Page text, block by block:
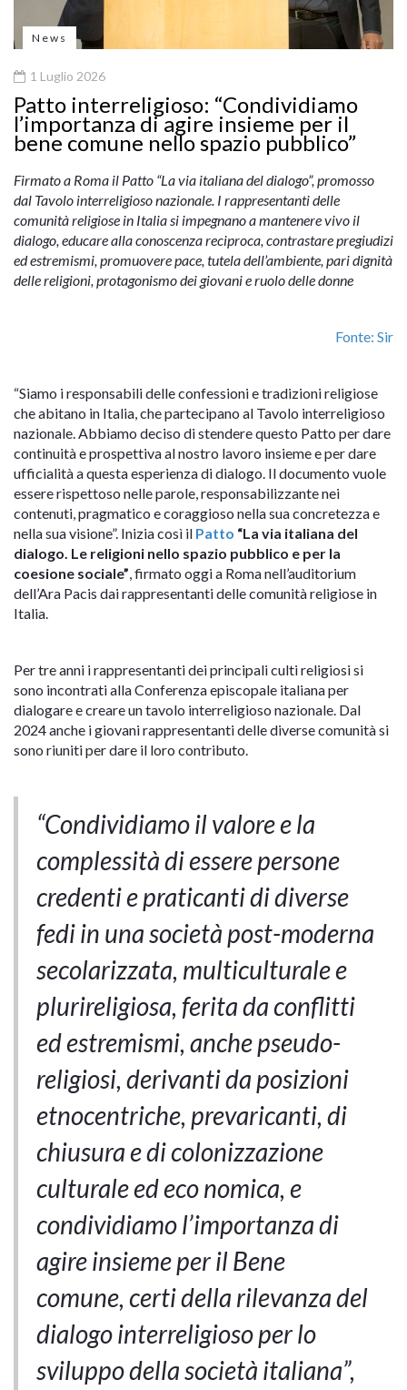
News
1 Luglio 2026
Patto interreligioso: “Condividiamo
l’importanza di agire insieme per il
bene comune nello spazio pubblico”
Firmato a Roma il Patto “La via italiana del dialogo”, promosso
dal Tavolo interreligioso nazionale. I rappresentanti delle
comunità religiose in Italia si impegnano a mantenere vivo il
dialogo, educare alla conoscenza reciproca, contrastare pregiudizi
ed estremismi, promuovere pace, tutela dell’ambiente, pari dignità
delle religioni, protagonismo dei giovani e ruolo delle donne
Fonte: Sir
“Siamo i responsabili delle confessioni e tradizioni religiose
che abitano in Italia, che partecipano al Tavolo interreligioso
nazionale. Abbiamo deciso di stendere questo Patto per dare
continuità e prospettiva al nostro lavoro insieme e per dare
ufficialità a questa esperienza di dialogo. Il documento vuole
essere rispettoso nelle parole, responsabilizzante nei
contenuti, pragmatico e coraggioso nella sua concretezza e
nella sua visione”. Inizia così il Patto “La via italiana del
dialogo. Le religioni nello spazio pubblico e per la
coesione sociale”, firmato oggi a Roma nell’auditorium
dell’Ara Pacis dai rappresentanti delle comunità religiose in
Italia.
Per tre anni i rappresentanti dei principali culti religiosi si
sono incontrati alla Conferenza episcopale italiana per
dialogare e creare un tavolo interreligioso nazionale. Dal
2024 anche i giovani rappresentanti delle diverse comunità si
sono riuniti per dare il loro contributo.
“Condividiamo il valore e la
complessità di essere persone
credenti e praticanti di diverse
fedi in una società post-moderna
secolarizzata, multiculturale e
plurireligiosa, ferita da conflitti
ed estremismi, anche pseudo-
religiosi, derivanti da posizioni
etnocentriche, prevaricanti, di
chiusura e di colonizzazione
culturale ed eco nomica, e
condividiamo l’importanza di
agire insieme per il Bene
comune, certi della rilevanza del
dialogo interreligioso per lo
sviluppo della società italiana”,